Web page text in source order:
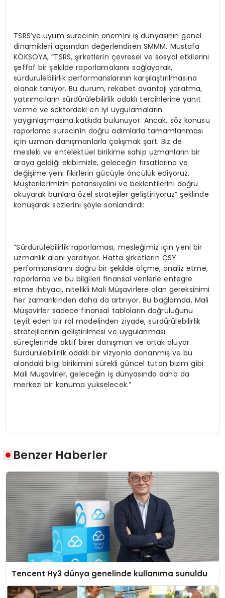
TSRS’ye uyum sürecinin önemini iş dünyasının genel
dinamikleri açısından değerlendiren SMMM. Mustafa
KÖKSOYA, “TSRS, şirketlerin çevresel ve sosyal etkilerini
şeffaf bir şekilde raporlamalarını sağlayarak,
sürdürülebilirlik performanslarının karşılaştırılmasına
olanak tanıyor. Bu durum, rekabet avantajı yaratma,
yatırımcıların sürdürülebilirlik odaklı tercihlerine yanıt
verme ve sektördeki en iyi uygulamaların
yaygınlaşmasına katkıda bulunuyor. Ancak, söz konusu
raporlama sürecinin doğru adımlarla tamamlanması
için uzman danışmanlarla çalışmak şart. Biz de
mesleki ve entelektüel birikime sahip uzmanların bir
araya geldiği ekibimizle, geleceğin fırsatlarına ve
değişime yeni fikirlerin gücüyle öncülük ediyoruz.
Müşterilerimizin potansiyelini ve beklentilerini doğru
okuyarak bunlara özel stratejiler geliştiriyoruz” şeklinde
konuşarak sözlerini şöyle sonlandırdı:
“Sürdürülebilirlik raporlaması, mesleğimiz için yeni bir
uzmanlık alanı yaratıyor. Hatta şirketlerin ÇSY
performanslarını doğru bir şekilde ölçme, analiz etme,
raporlama ve bu bilgileri finansal verilerle entegre
etme ihtiyacı, nitelikli Mali Müşavirlere olan gereksinimi
her zamankinden daha da artırıyor. Bu bağlamda, Mali
Müşavirler sadece finansal tabloların doğruluğunu
teyit eden bir rol modelinden ziyade, sürdürülebilirlik
stratejilerinin geliştirilmesi ve uygulanması
süreçlerinde aktif birer danışman ve ortak oluyor.
Sürdürülebilirlik odaklı bir vizyonla donanmış ve bu
alandaki bilgi birikimini sürekli güncel tutan bizim gibi
Mali Müşavirler, geleceğin iş dünyasında daha da
merkezi bir konuma yükselecek.”
Benzer Haberler
Tencent Hy3 dünya genelinde kullanıma sunuldu